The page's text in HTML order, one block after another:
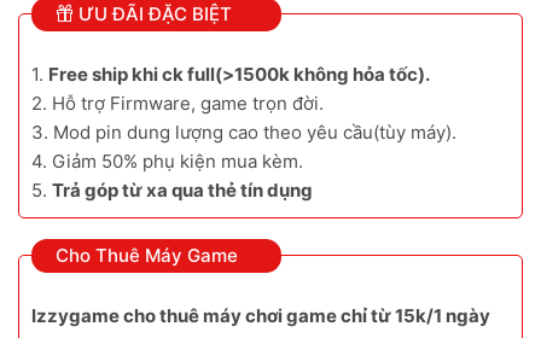
ƯU ĐÃI ĐẶC BIỆT
1. Free ship khi ck full(>1500k không hỏa tốc).
2. Hỗ trợ Firmware, game trọn đời.
3. Mod pin dung lượng cao theo yêu cầu(tùy máy).
4. Giảm 50% phụ kiện mua kèm.
5. Trả góp từ xa qua thẻ tín dụng
Cho Thuê Máy Game
Izzygame cho thuê máy chơi game chỉ từ 15k/1 ngày